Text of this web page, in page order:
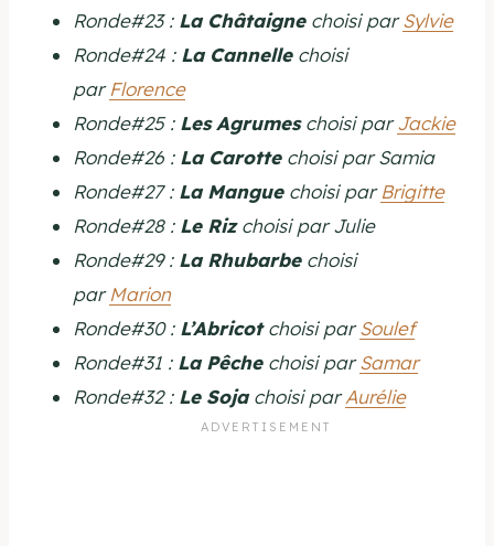
Ronde#23 : La Châtaignechoisi parSylvie
Ronde#24 : La Cannellechoisi
parFlorence
Ronde#25 : Les Agrumeschoisi parJackie
Ronde#26 : La Carottechoisi par Samia
Ronde#27 : La Manguechoisi parBrigitte
Ronde#28 : Le Rizchoisi par Julie
Ronde#29 : La Rhubarbechoisi
parMarion
Ronde#30 : L’Abricotchoisi parSoulef
Ronde#31 : La Pêchechoisi parSamar
Ronde#32 : Le Sojachoisi parAurélie